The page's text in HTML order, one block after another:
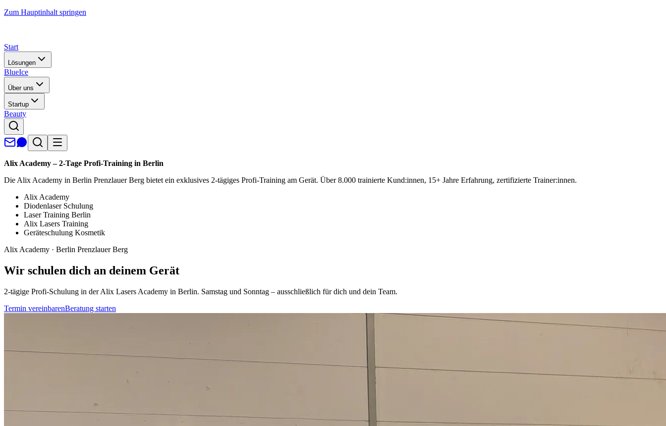
Zum Hauptinhalt springen
Start
Lösungen
BlueIce
Über uns
Startup
Beauty
Alix Academy – 2-Tage Profi-Training in Berlin
Die Alix Academy in Berlin Prenzlauer Berg bietet ein exklusives 2-tägiges Profi-Training am Gerät. Über 8.000 trainierte Kund:innen, 15+ Jahre Erfahrung, zertifizierte Trainer:innen.
Alix Academy
Diodenlaser Schulung
Laser Training Berlin
Alix Lasers Training
Geräteschulung Kosmetik
Alix Academy · Berlin Prenzlauer Berg
Wir schulen dich an deinem Gerät
2-tägige Profi-Schulung in der Alix Lasers Academy in Berlin. Samstag und Sonntag – ausschließlich für dich und dein Team.
Termin vereinbarenBeratung starten